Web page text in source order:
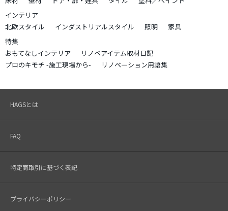
インテリア
北欧スタイル
インダストリアルスタイル 照明
家具
特集
おもてなしインテリア
リノベアイテム取材日記
プロのキモチ -施工現場から-
リノベーション用語集
HAGSとは
FAQ
特定商取引に基づく表記
プライバシーポリシー